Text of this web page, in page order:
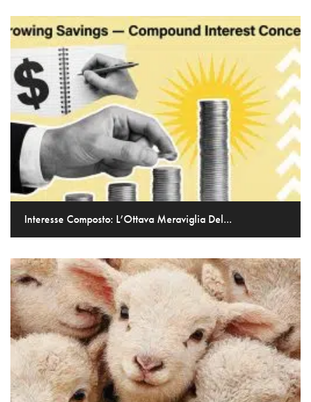
Interesse Composto: L’Ottava Meraviglia Del...